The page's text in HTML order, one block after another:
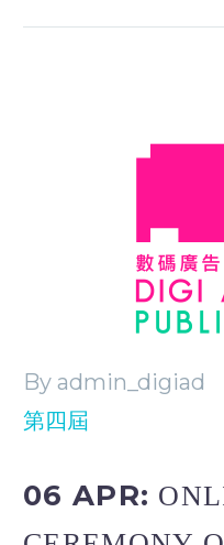
By admin_digiad
第四屆
06 APR: